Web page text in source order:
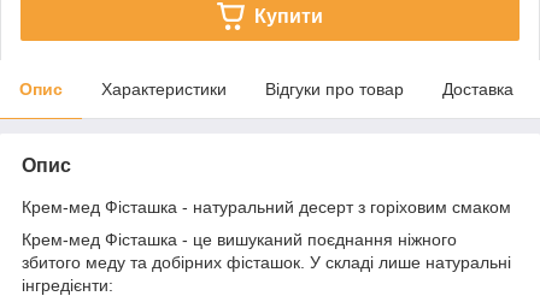
Купити
Опис Характеристики Відгуки про товар Доставка
Опис
Крем-мед Фісташка - натуральний десерт з горіховим смаком
Крем-мед Фісташка - це вишуканий поєднання ніжного
збитого меду та добірних фісташок. У складі лише натуральні
інгредієнти: